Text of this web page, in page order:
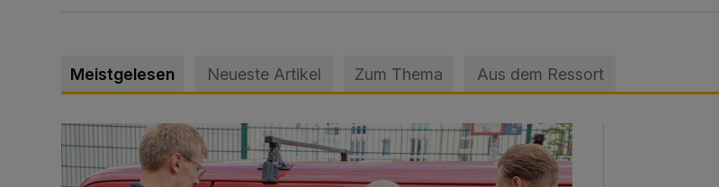
Meistgelesen Neueste Artikel Zum Thema Aus dem Ressort
Feuerwehr befreit Kind aus verschlossenem VW Bulli